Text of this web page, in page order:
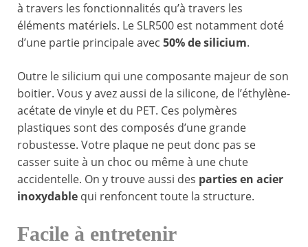
à travers les fonctionnalités qu’à travers les
éléments matériels. Le SLR500 est notamment doté
d’une partie principale avec 50% de silicium.
Outre le silicium qui une composante majeur de son
boitier. Vous y avez aussi de la silicone, de l’éthylène-
acétate de vinyle et du PET. Ces polymères
plastiques sont des composés d’une grande
robustesse. Votre plaque ne peut donc pas se
casser suite à un choc ou même à une chute
accidentelle. On y trouve aussi des parties en acier
inoxydable qui renfoncent toute la structure.
Facile à entretenir